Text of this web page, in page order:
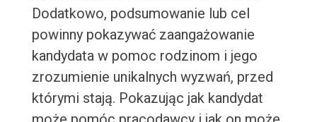
Dodatkowo, podsumowanie lub cel
powinny pokazywać zaangażowanie
kandydata w pomoc rodzinom i jego
zrozumienie unikalnych wyzwań, przed
którymi stają. Pokazując jak kandydat